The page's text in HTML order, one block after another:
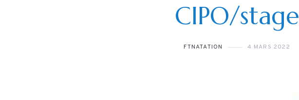
CIPO/stage
FTNATATION 4 MARS 2022